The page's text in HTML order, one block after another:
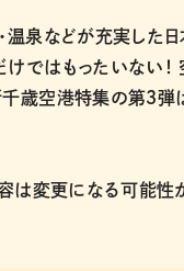
温泉などが充実し
ではもったいない！
歳空港特集の第３弾
変更になる可能性